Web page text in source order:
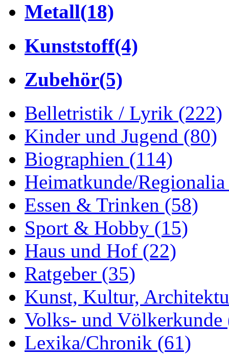
Metall(18)
Kunststoff(4)
Zubehör(5)
Belletristik / Lyrik (222)
Kinder und Jugend (80)
Biographien (114)
Heimatkunde/
Essen & Trinken (58)
Sport & Hobby (15)
Haus und Hof (22)
Ratgeber (35)
Kunst, Kultur,
Volks- und Völkerkunde
Lexika/Chronik (61)